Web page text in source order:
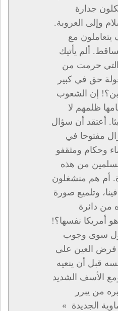
جدارة
وإلى العروبة.
مع
ألم يأتيك
التي حرمت من
حق في كبير
إن الشعوب
ظلمهم لا
أعتقد أن سؤال
مفتوحا في
وحكام ومثقفو
من هذه
أم هم منشغلون
وتلميع صورة
من دائرة
أمريكا نفسها؟!
سوى وجوب
فرض العين على
قبل أن ينعيه
الأسف الشديد
من يبرر
الجديدة »